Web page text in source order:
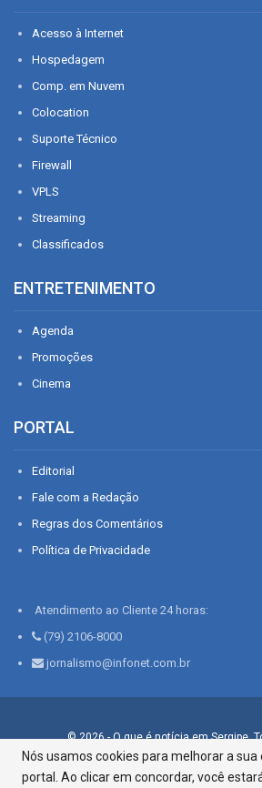
Acesso à Internet
Hospedagem
Comp. em Nuvem
Colocation
Suporte Técnico
Firewall
VPLS
Streaming
Classificados
ENTRETENIMENTO
Agenda
Promoções
Cinema
PORTAL
Editorial
Fale com a Redação
Regras dos Comentários
Política de Privacidade
Atendimento ao Cliente 24 horas:
(79) 2106-8000
jornalismo@infonet.com.br
© 2026 - O que é notícia em Sergipe.
reservados.
Infonet - Rua Monsenhor Silveira 276,
Nós usamos cookies para melhorar a
portal. Ao clicar em concordar, você